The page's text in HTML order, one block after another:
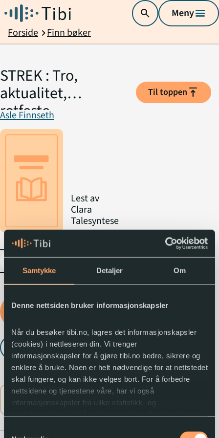
Samtykke Detaljer Om
Denne nettsiden bruker informasjonskapsler
Når du besøker tibi.no, lagres det informasjonskapsler
(cookies) i nettleseren din. Vi trenger
informasjonskapsler for å gjøre tibi.no bedre, sikrere og
enklere å bruke. Noen er helt nødvendige for at nettstedet
skal fungere, og kan ikke velges bort. For å forbedre
nettsidene og tjenestene våre, har vi også
informasjonskapsler fra ulike statistikk- og
Samtykkevalg
search Menymenu
Forside chevron_rightFinn bøker
STREK : Tro,
aktualitet,
rotfeste
Asle Finnseth
Lest av
Clara
Talesyntese
expand_more
Logg inn for å låne
Lytt til utdrag play_arrow
Flere opplysninger expand_circle_down
Til toppen vertical_align_top